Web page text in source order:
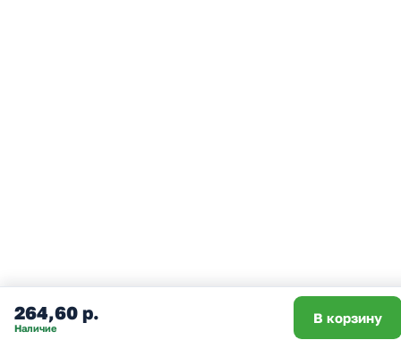
264,60 р.
Наличие
В корзину